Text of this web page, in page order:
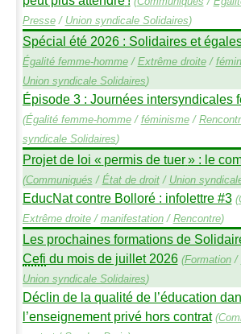
Presse/ Union syndicale Solidaires)
Spécial été 2026 : Solidaires et
Égalité femme-homme/ Extrême droite/
Union syndicale Solidaires)
Épisode 3 : Journées intersyndicales
(Égalité femme-homme/ féminisme/
syndicale Solidaires)
Projet de loi « permis de tuer» : le
(Communiqués / État de droit/ Union
EducNat contre Bolloré : infolettre #3 (
Extrême droite/ manifestation/ Rencontre)
Les prochaines formations de
Cefi du mois de juillet 2026 (Formation/
Union syndicale Solidaires)
Déclin de la qualité de l’éducation
l’enseignement privé hors contrat (